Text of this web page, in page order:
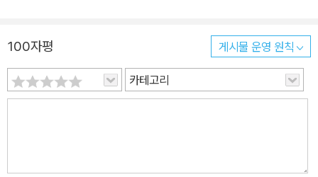
100자평 게시물 운영 원칙
카테고리